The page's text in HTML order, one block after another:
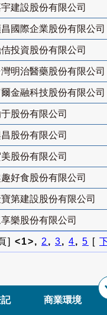
建設股份有限公司
國際企業股份有限公司
投資股份有限公司
明治醫藥股份有限公司
金融科技股份有限公司
股份有限公司
股份有限公司
股份有限公司
好食股份有限公司
第建設股份有限公司
樂股份有限公司
] <1>, 2, 3, 4, 5 [
商業環境